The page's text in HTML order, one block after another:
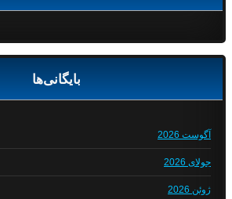
بایگانی‌ها
آگوست 2026
جولای 2026
ژوئن 2026